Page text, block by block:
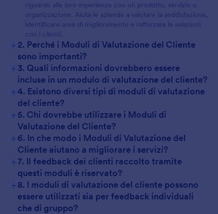
riguardo alle loro esperienze con un prodotto, servizio o
organizzazione. Aiuta le aziende a valutare la soddisfazione,
identificare aree di miglioramento e rafforzare le relazioni
con i clienti.
+2. Perché i Moduli di Valutazione del Cliente
sono importanti?
+3. Quali informazioni dovrebbero essere
incluse in un modulo di valutazione del cliente?
+4. Esistono diversi tipi di moduli di valutazione
del cliente?
+5. Chi dovrebbe utilizzare i Moduli di
Valutazione del Cliente?
+6. In che modo i Moduli di Valutazione del
Cliente aiutano a migliorare i servizi?
+7. Il feedback dei clienti raccolto tramite
questi moduli è riservato?
+8. I moduli di valutazione del cliente possono
essere utilizzati sia per feedback individuali
che di gruppo?